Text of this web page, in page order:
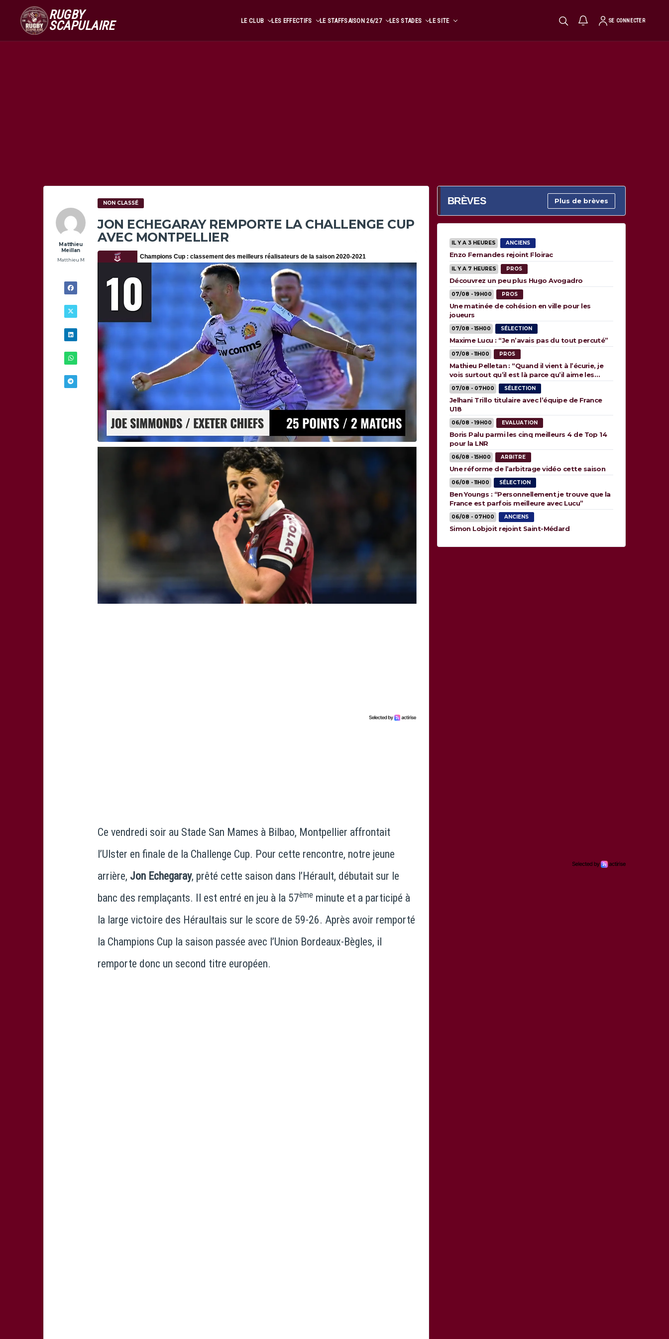
RUGBY
SCAPULAIRE LE CLUB LES EFFECTIFS LE STAFFSAISON 26/27 LES STADES LE SITE SE CONNECTER
Matthieu
Meillan
Matthieu M
NON CLASSÉ
JON ECHEGARAY REMPORTE LA CHALLENGE CUP
AVEC MONTPELLIER
Ce vendredi soir au Stade San Mames à Bilbao, Montpellier affrontait
l’Ulster en finale de la Challenge Cup. Pour cette rencontre, notre jeune
arrière, Jon Echegaray, prêté cette saison dans l’Hérault, débutait sur le
banc des remplaçants. Il est entré en jeu à la 57ème minute et a participé à
la large victoire des Héraultais sur le score de 59-26. Après avoir remporté
la Champions Cup la saison passée avec l’Union Bordeaux-Bègles, il
remporte donc un second titre européen.
BRÈVES Plus de brèves
IL Y A 3 HEURES ANCIENS
Enzo Fernandes rejoint Floirac
IL Y A 7 HEURES PROS
Découvrez un peu plus Hugo Avogadro
07/08 - 19H00 PROS
Une matinée de cohésion en ville pour les
joueurs
07/08 - 15H00 SÉLECTION
Maxime Lucu : “Je n’avais pas du tout percuté”
07/08 - 11H00 PROS
Mathieu Pelletan : “Quand il vient à l’écurie, je
vois surtout qu’il est là parce qu’il aime les
animaux”
07/08 - 07H00 SÉLECTION
Jelhani Trillo titulaire avec l’équipe de France
U18
06/08 - 19H00 EVALUATION
Boris Palu parmi les cinq meilleurs 4 de Top 14
pour la LNR
06/08 - 15H00 ARBITRE
Une réforme de l’arbitrage vidéo cette saison
06/08 - 11H00 SÉLECTION
Ben Youngs : “Personnellement je trouve que la
France est parfois meilleure avec Lucu”
06/08 - 07H00 ANCIENS
Simon Lobjoit rejoint Saint-Médard